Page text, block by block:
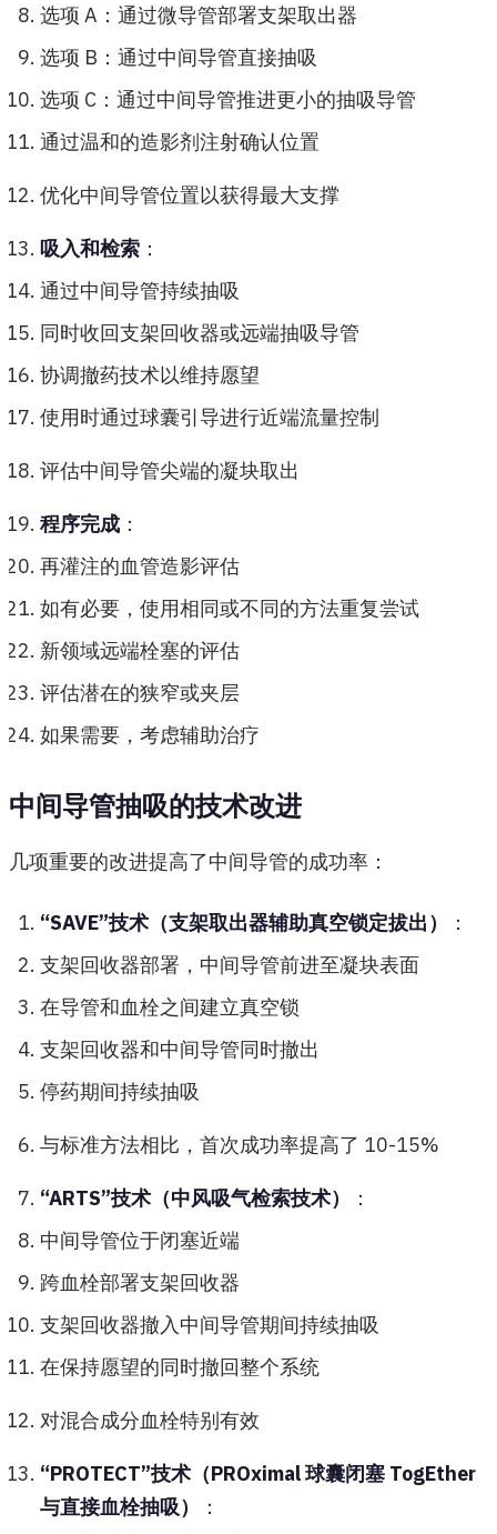
选项 A：通过微导管部署支架取出器
选项 B：通过中间导管直接抽吸
选项 C：通过中间导管推进更小的抽吸导管
通过温和的造影剂注射确认位置
优化中间导管位置以获得最大支撑
吸入和检索 ：
通过中间导管持续抽吸
同时收回支架回收器或远端抽吸导管
协调撤药技术以维持愿望
使用时通过球囊引导进行近端流量控制
评估中间导管尖端的凝块取出
程序完成 ：
再灌注的血管造影评估
如有必要，使用相同或不同的方法重复尝试
新领域远端栓塞的评估
评估潜在的狭窄或夹层
如果需要，考虑辅助治疗
中间导管抽吸的技术改进
几项重要的改进提高了中间导管的成功率：
“SAVE”技术（支架取出器辅助真空锁定拔出）
：
支架回收器部署，中间导管前进至凝块表面
在导管和血栓之间建立真空锁
支架回收器和中间导管同时撤出
停药期间持续抽吸
与标准方法相比，首次成功率提高了 10-15%
“ARTS”技术（中风吸气检索技术）
：
中间导管位于闭塞近端
跨血栓部署支架回收器
支架回收器撤入中间导管期间持续抽吸
在保持愿望的同时撤回整个系统
对混合成分血栓特别有效
“PROTECT”技术（PROximal 球囊闭塞 TogEther
与直接血栓抽吸）
：